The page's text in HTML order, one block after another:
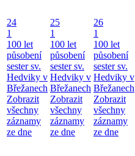
24
1
100 let
působení
sester sv.
Hedviky v
Břežanech
Zobrazit
všechny
záznamy
ze dne
25
1
100 let
působení
sester sv.
Hedviky v
Břežanech
Zobrazit
všechny
záznamy
ze dne
26
1
100 let
působení
sester sv.
Hedviky v
Břežanech
Zobrazit
všechny
záznamy
ze dne